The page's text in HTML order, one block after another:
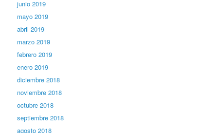
junio 2019
mayo 2019
abril 2019
marzo 2019
febrero 2019
enero 2019
diciembre 2018
noviembre 2018
octubre 2018
septiembre 2018
agosto 2018